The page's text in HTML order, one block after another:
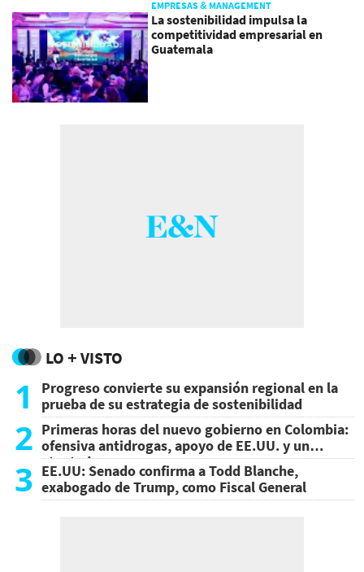
EMPRESAS & MANAGEMENT
La sostenibilidad impulsa la
competitividad empresarial en
Guatemala
LO + VISTO
1
Progreso convierte su expansión regional en la
prueba de su estrategia de sostenibilidad
2 Primeras horas del nuevo gobierno en Colombia:
ofensiva antidrogas, apoyo de EE.UU. y un
atentado
3 EE.UU: Senado confirma a Todd Blanche,
exabogado de Trump, como Fiscal General